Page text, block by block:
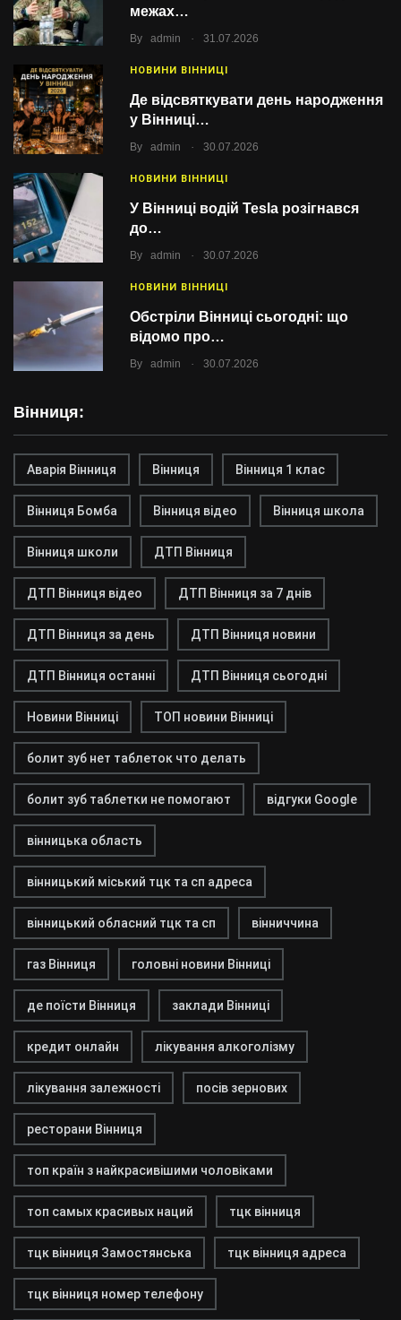
межах…
By admin . 31.07.2026
НОВИНИ ВІННИЦІ
Де відсвяткувати день народження
у Вінниці…
By admin . 30.07.2026
НОВИНИ ВІННИЦІ
У Вінниці водій Tesla розігнався
до…
By admin . 30.07.2026
НОВИНИ ВІННИЦІ
Обстріли Вінниці сьогодні: що
відомо про…
By admin . 30.07.2026
Вінниця:
Аварія Вінниця Вінниця Вінниця 1 клас
Вінниця Бомба Вінниця відео Вінниця школа
Вінниця школи ДТП Вінниця
ДТП Вінниця відео ДТП Вінниця за 7 днів
ДТП Вінниця за день ДТП Вінниця новини
ДТП Вінниця останні ДТП Вінниця сьогодні
Новини Вінниці ТОП новини Вінниці
болит зуб нет таблеток что делать
болит зуб таблетки не помогают відгуки Google
вінницька область
вінницький міський тцк та сп адреса
вінницький обласний тцк та сп вінниччина
газ Вінниця головні новини Вінниці
де поїсти Вінниця заклади Вінниці
кредит онлайн лікування алкоголізму
лікування залежності посів зернових
ресторани Вінниця
топ країн з найкрасивішими чоловіками
топ самых красивых наций тцк вінниця
тцк вінниця Замостянська тцк вінниця адреса
тцк вінниця номер телефону